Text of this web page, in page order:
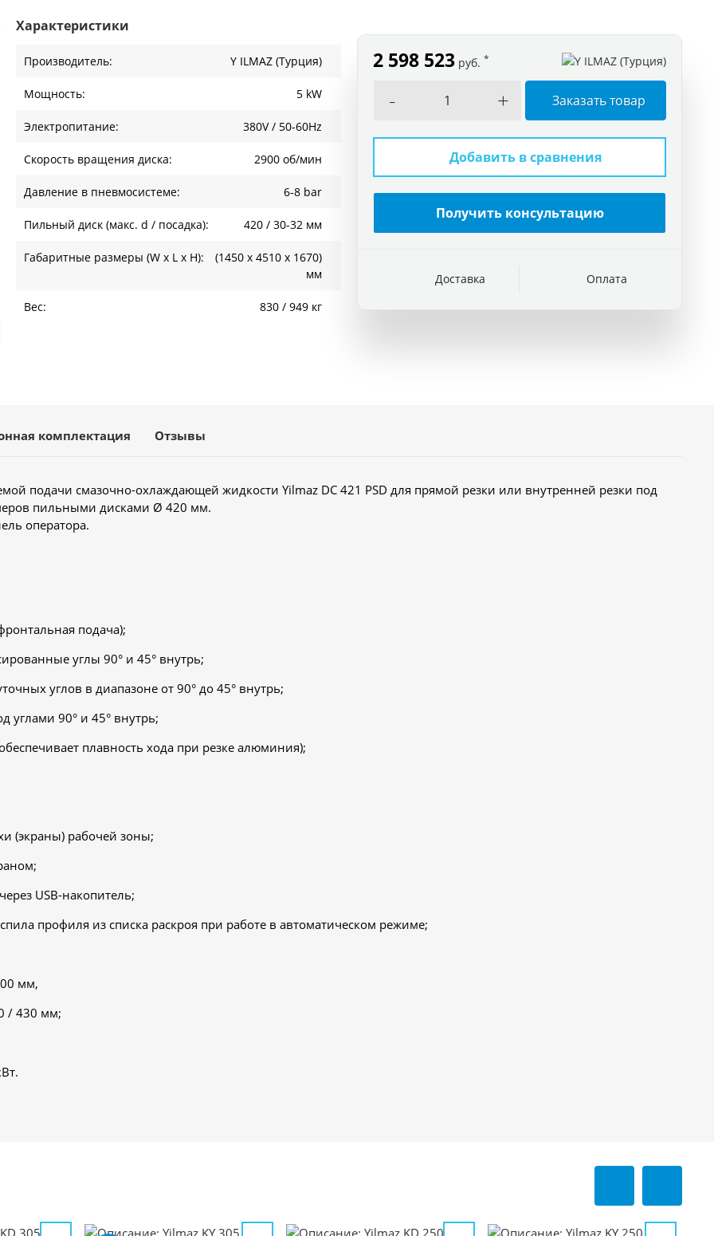
Характеристики
Производитель: Y ILMAZ (Турция)
Мощность: 5 kW
Электропитание: 380V / 50-60Hz
Скорость вращения диска: 2900 об/мин
Давление в пневмосистеме: 6-8 bar
Пильный диск (макс. d / посадка): 420 / 30-32 мм
Габаритные размеры (W x L x H):
(1450 х 4510 х 1670)
мм
Вес: 830 / 949 кг
2 598 523 руб. *
- + Заказать товар
Добавить в сравнения
Получить консультацию
Доставка Оплата
комплектация Отзывы
подачи смазочно-охлаждающей жидкости Yilmaz DC 421 PSD для прямой резки или внутренней резки под
пильными дисками Ø 420 мм.
оператора.
подача);
углы 90° и 45° внутрь;
углов в диапазоне от 90° до 45° внутрь;
углами 90° и 45° внутрь;
плавность хода при резке алюминия);
(экраны) рабочей зоны;
USB-накопитель;
профиля из списка раскроя при работе в автоматическом режиме;
мм,
/ 430 мм;